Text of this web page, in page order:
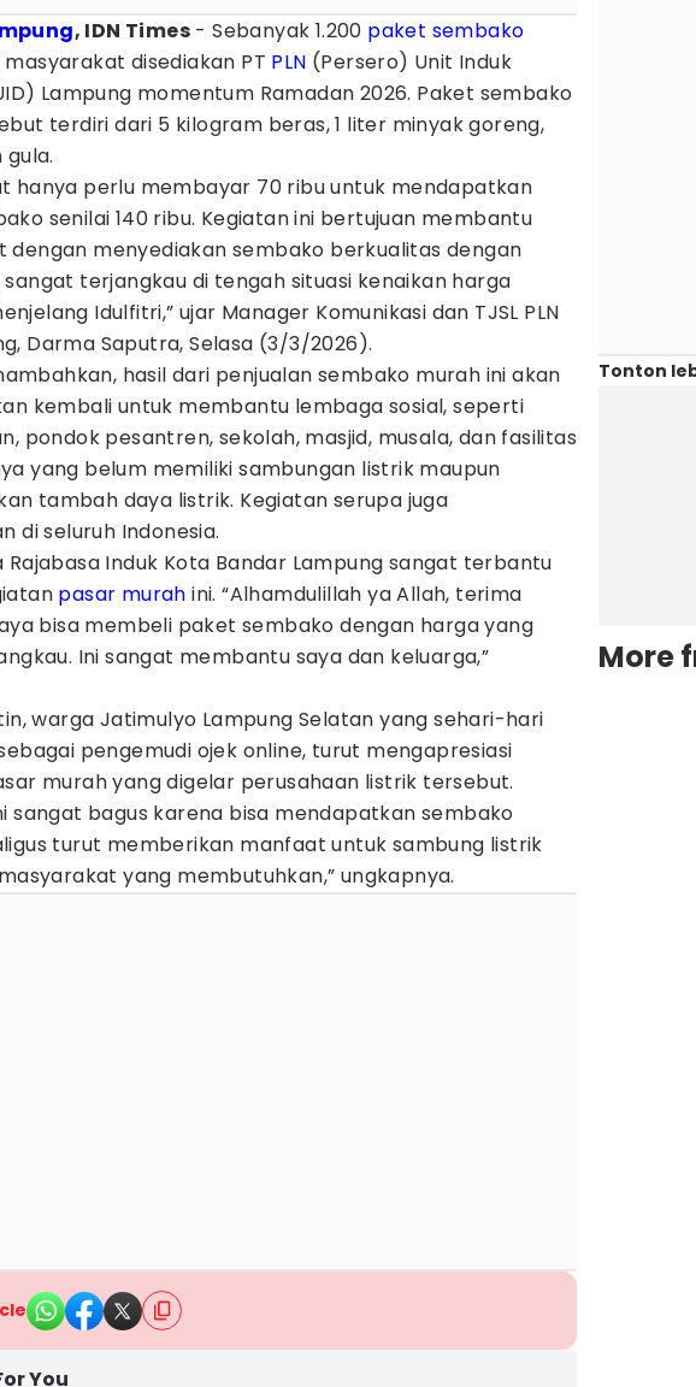
, IDN Times - Sebanyak 1.200 paket sembako
disediakan PT PLN (Persero) Unit Induk
Lampung momentum Ramadan 2026. Paket sembako
terdiri dari 5 kilogram beras, 1 liter minyak goreng,
gula.
hanya perlu membayar 70 ribu untuk mendapatkan
senilai 140 ribu. Kegiatan ini bertujuan membantu
dengan menyediakan sembako berkualitas dengan
terjangkau di tengah situasi kenaikan harga
Idulfitri,” ujar Manager Komunikasi dan TJSL PLN
Darma Saputra, Selasa (3/3/2026).
hasil dari penjualan sembako murah ini akan
kembali untuk membantu lembaga sosial, seperti
pondok pesantren, sekolah, masjid, musala, dan fasilitas
yang belum memiliki sambungan listrik maupun
tambah daya listrik. Kegiatan serupa juga
di seluruh Indonesia.
Rajabasa Induk Kota Bandar Lampung sangat terbantu
pasar murah ini. “Alhamdulillah ya Allah, terima
bisa membeli paket sembako dengan harga yang
Ini sangat membantu saya dan keluarga,”
warga Jatimulyo Lampung Selatan yang sehari-hari
pengemudi ojek online, turut mengapresiasi
murah yang digelar perusahaan listrik tersebut.
sangat bagus karena bisa mendapatkan sembako
turut memberikan manfaat untuk sambung listrik
yang membutuhkan,” ungkapnya.
You
Tonton
More